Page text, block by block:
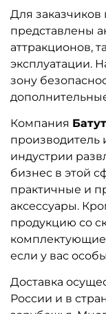
Для заказчиков
представлены
аттракционов,
эксплуатации.
зону
Компания
производитель
индустрии
бизнес в этой
практичные и
аксессуары.
продукцию со
комплектующие
если у вас
Доставка
России и в